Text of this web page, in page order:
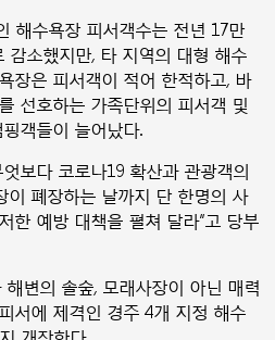
해수욕장 피서객수는 전년 17만
감소했지만, 타 지역의 대형 해수
장은 피서객이 적어 한적하고, 바
선호하는 가족단위의 피서객 및
객들이 늘어났다.
보다 코로나19 확산과 관광객의
이 폐장하는 날까지 단 한명의 사
한 예방 대책을 펼쳐 달라”고 당부
변의 솔숲, 모래사장이 아닌 매력
서에 제격인 경주 4개 지정 해수